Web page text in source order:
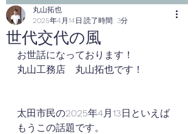
世代交代の風
丸山拓也
2025年4月14日 読了時間: 3分
お世話になっております！
丸山工務店　丸山拓也です！
太田市民の2025年4月13日といえば
もうこの話題です。